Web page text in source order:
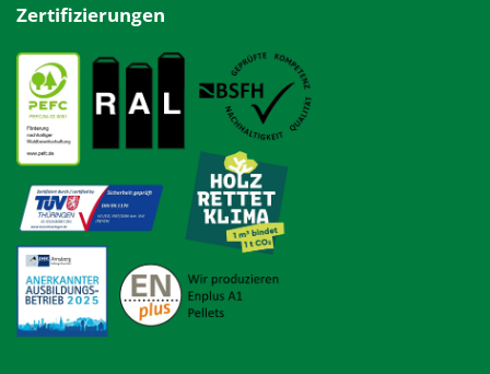
Zertifizierungen